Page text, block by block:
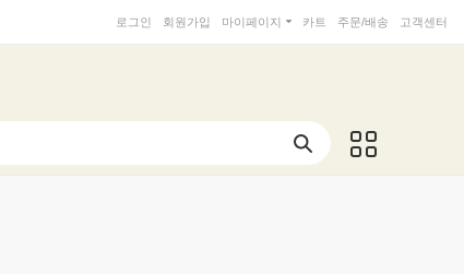
로그인 회원가입 마이페이지 카트 주문/배송 고객센터